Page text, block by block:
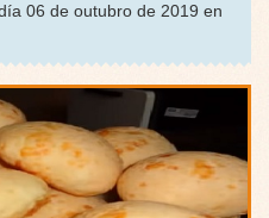
06 de outubro de 2019 en